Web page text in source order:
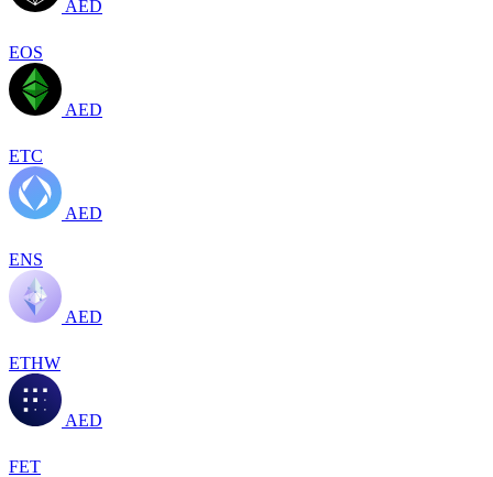
AED
EOS
AED
ETC
AED
ENS
AED
ETHW
AED
FET